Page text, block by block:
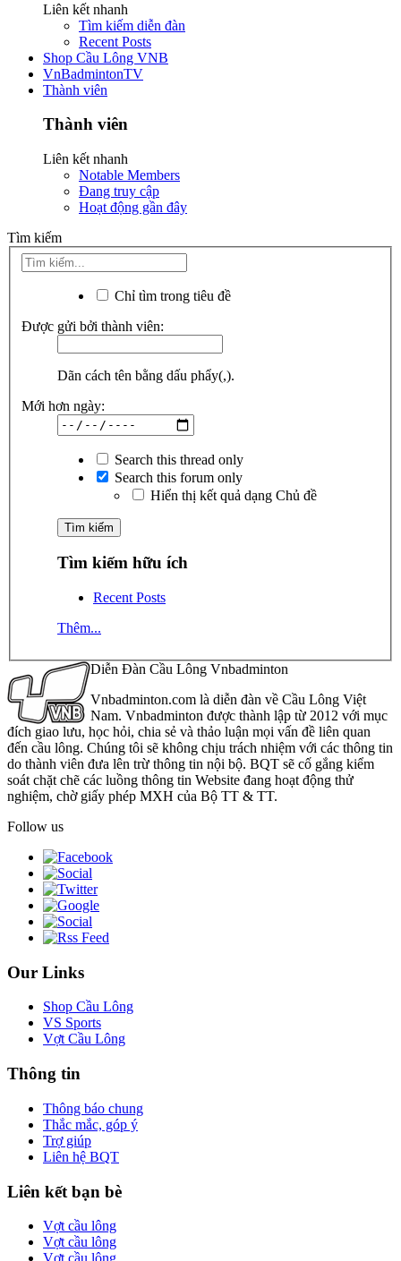
Liên kết nhanh
Tìm kiếm diễn đàn
Recent Posts
Shop Cầu Lông VNB
VnBadmintonTV
Thành viên
Thành viên
Liên kết nhanh
Notable Members
Đang truy cập
Hoạt động gần đây
Tìm kiếm
Chỉ tìm trong tiêu đề
Được gửi bởi thành viên:
Dãn cách tên bằng dấu phẩy(,).
Mới hơn ngày:
Search this thread only
Search this forum only
Hiển thị kết quả dạng Chủ đề
Tìm kiếm hữu ích
Recent Posts
Thêm...
Diễn Đàn Cầu Lông Vnbadminton
Vnbadminton.com là diễn đàn về Cầu Lông Việt
Nam. Vnbadminton được thành lập từ 2012 với mục
đích giao lưu, học hỏi, chia sẻ và thảo luận mọi vấn đề liên quan
đến cầu lông. Chúng tôi sẽ không chịu trách nhiệm với các thông tin
do thành viên đưa lên trừ thông tin nội bộ. BQT sẽ cố gắng kiểm
soát chặt chẽ các luồng thông tin Website đang hoạt động thử
nghiệm, chờ giấy phép MXH của Bộ TT & TT.
Follow us
Our Links
Shop Cầu Lông
VS Sports
Vợt Cầu Lông
Thông tin
Thông báo chung
Thắc mắc, góp ý
Trợ giúp
Liên hệ BQT
Liên kết bạn bè
Vợt cầu lông
Vợt cầu lông